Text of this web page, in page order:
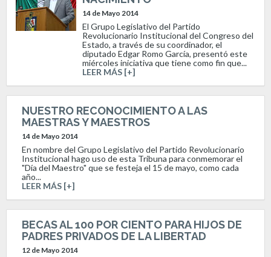
14 de Mayo 2014
El Grupo Legislativo del Partido
Revolucionario Institucional del Congreso del
Estado, a través de su coordinador, el
diputado Edgar Romo García, presentó este
miércoles iniciativa que tiene como fin que...
LEER MÁS [+]
NUESTRO RECONOCIMIENTO A LAS
MAESTRAS Y MAESTROS
14 de Mayo 2014
En nombre del Grupo Legislativo del Partido Revolucionario
Institucional hago uso de esta Tribuna para conmemorar el
"Día del Maestro" que se festeja el 15 de mayo, como cada
año...
LEER MÁS [+]
BECAS AL 100 POR CIENTO PARA HIJOS DE
PADRES PRIVADOS DE LA LIBERTAD
12 de Mayo 2014